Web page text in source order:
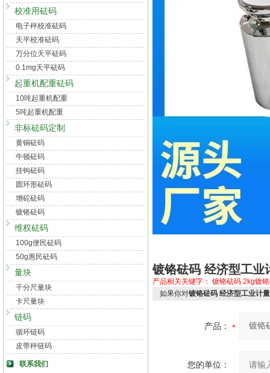
校准用砝码
电子秤校准砝码
天平校准砝码
万分位天平砝码
0.1mg天平砝码
起重机配重砝码
10吨起重机配重
5吨起重机配重
非标砝码定制
黄铜砝码
牛顿砝码
挂钩砝码
圆环形砝码
增砣砝码
镀铬砝码
维权砝码
100g便民砝码
50g惠民砝码
量块
千分尺量块
卡尺量块
链码
循环链码
皮带秤链码
联系我们
镀铬砝码 经济型工业
产品相关关键字： 镀铬砝码 2kg镀
如果你对镀铬砝码 经济型工业计量
产品：
您的单位：